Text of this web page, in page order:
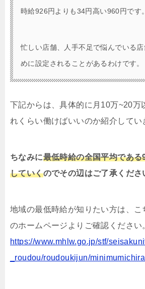
時給926円よりも34円高い960円です。
忙しい店舗、人手不足で悩んでいる
めに設定されることがあるわけです。
下記からは、具体的に月10万~20万
れくらい働けばいいのか紹介してい
ちなみに最低時給の全国平均であ
していくのでその辺はご了承くださ
地域の最低時給が知りたい方は、こ
のホームページよりご確認ください
https://www.mhlw.go.jp/stf/
_roudou/roudoukijun/